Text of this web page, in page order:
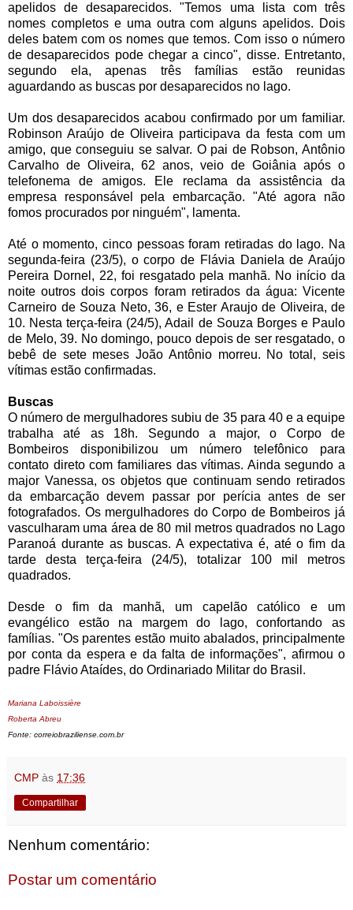
apelidos de desaparecidos. "Temos uma lista com três
nomes completos e uma outra com alguns apelidos. Dois
deles batem com os nomes que temos. Com isso o número
de desaparecidos pode chegar a cinco", disse. Entretanto,
segundo ela, apenas três famílias estão reunidas
aguardando as buscas por desaparecidos no lago.
Um dos desaparecidos acabou confirmado por um familiar.
Robinson Araújo de Oliveira participava da festa com um
amigo, que conseguiu se salvar. O pai de Robson, Antônio
Carvalho de Oliveira, 62 anos, veio de Goiânia após o
telefonema de amigos. Ele reclama da assistência da
empresa responsável pela embarcação. "Até agora não
fomos procurados por ninguém", lamenta.
Até o momento, cinco pessoas foram retiradas do lago. Na
segunda-feira (23/5), o corpo de Flávia Daniela de Araújo
Pereira Dornel, 22, foi resgatado pela manhã. No início da
noite outros dois corpos foram retirados da água: Vicente
Carneiro de Souza Neto, 36, e Ester Araujo de Oliveira, de
10. Nesta terça-feira (24/5), Adail de Souza Borges e Paulo
de Melo, 39. No domingo, pouco depois de ser resgatado, o
bebê de sete meses João Antônio morreu. No total, seis
vítimas estão confirmadas.
Buscas
O número de mergulhadores subiu de 35 para 40 e a equipe
trabalha até as 18h. Segundo a major, o Corpo de
Bombeiros disponibilizou um número telefônico para
contato direto com familiares das vítimas. Ainda segundo a
major Vanessa, os objetos que continuam sendo retirados
da embarcação devem passar por perícia antes de ser
fotografados. Os mergulhadores do Corpo de Bombeiros já
vasculharam uma área de 80 mil metros quadrados no Lago
Paranoá durante as buscas. A expectativa é, até o fim da
tarde desta terça-feira (24/5), totalizar 100 mil metros
quadrados.
Desde o fim da manhã, um capelão católico e um
evangélico estão na margem do lago, confortando as
famílias. "Os parentes estão muito abalados, principalmente
por conta da espera e da falta de informações", afirmou o
padre Flávio Ataídes, do Ordinariado Militar do Brasil.
Mariana Laboissière
Roberta Abreu
Fonte: correiobraziliense.com.br
CMP às 17:36
Compartilhar
Nenhum comentário:
Postar um comentário